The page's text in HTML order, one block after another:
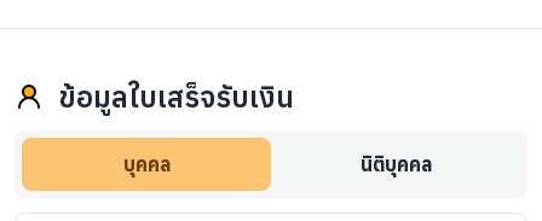
ข้อมูลใบเสร็จรับเงิน
บุคคล นิติบุคคล